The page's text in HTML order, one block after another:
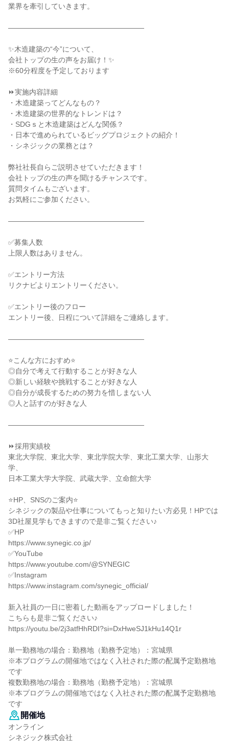
業界を牽引していきます。
―――――――――――――――――――
✨木造建築の“今”について、
会社トップの生の声をお届け！✨
※60分程度を予定しております
⏩実施内容詳細
・木造建築ってどんなもの？
・木造建築の世界的なトレンドは？
・SDGｓと木造建築はどんな関係？
・日本で進められているビッグプロジェクトの紹介！
・シネジックの業務とは？
弊社社長自らご説明させていただきます！
会社トップの生の声を聞けるチャンスです。
質問タイムもございます。
お気軽にご参加ください。
―――――――――――――――――――
✅募集人数
上限人数はありません。
✅エントリー方法
リクナビよりエントリーください。
✅エントリー後のフロー
エントリー後、日程について詳細をご連絡します。
―――――――――――――――――――
⭐こんな方におすめ⭐
◎自分で考えて行動することが好きな人
◎新しい経験や挑戦することが好きな人
◎自分が成長するための努力を惜しまない人
◎人と話すのが好きな人
―――――――――――――――――――
⏩採用実績校
東北大学院、東北大学、東北学院大学、東北工業大学、山形大
学、
日本工業大学大学院、武蔵大学、立命館大学
⭐HP、SNSのご案内⭐
シネジックの製品や仕事についてもっと知りたい方必見！HPでは
3D社屋見学もできますので是非ご覧ください♪
✅HP
https://www.synegic.co.jp/
✅YouTube
https://www.youtube.com/@SYNEGIC
✅Instagram
https://www.instagram.com/synegic_official/
新入社員の一日に密着した動画をアップロードしました！
こちらも是非ご覧ください♪
https://youtu.be/2j3atfHhRDI?si=DxHweSJ1kHu14Q1r
単一勤務地の場合：勤務地（勤務予定地）：宮城県
※本プログラムの開催地ではなく入社された際の配属予定勤務地
です
複数勤務地の場合：勤務地（勤務予定地）：宮城県
※本プログラムの開催地ではなく入社された際の配属予定勤務地
です
開催地
オンライン
シネジック株式会社